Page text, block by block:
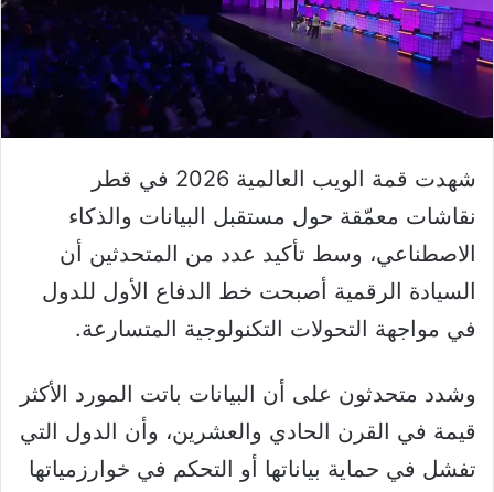
شهدت قمة الويب العالمية 2026 في قطر
نقاشات معمّقة حول مستقبل البيانات والذكاء
الاصطناعي، وسط تأكيد عدد من المتحدثين أن
السيادة الرقمية أصبحت خط الدفاع الأول للدول
في مواجهة التحولات التكنولوجية المتسارعة.
وشدد متحدثون على أن البيانات باتت المورد الأكثر
قيمة في القرن الحادي والعشرين، وأن الدول التي
تفشل في حماية بياناتها أو التحكم في خوارزمياتها